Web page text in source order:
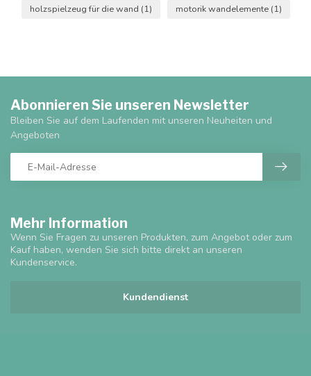
holzspielzeug für die wand (1) motorik wandelemente (1)
Mehr Information
Wenn Sie Fragen zu unseren Produkten, zum Angebot oder zum
Kauf haben, wenden Sie sich bitte direkt an unseren
Kundenservice.
Kundendienst
Abonnieren Sie unseren Newsletter
Bleiben Sie auf dem Laufenden mit unseren Neuheiten und
Angeboten